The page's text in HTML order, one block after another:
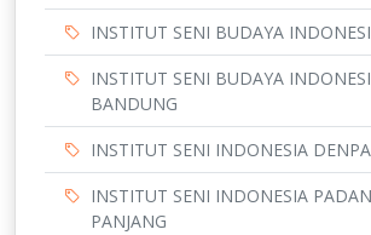
INSTITUT SENI BUDAYA
INSTITUT SENI BUDAYA
BANDUNG
INSTITUT SENI INDONESIA
INSTITUT SENI INDONESIA
PANJANG